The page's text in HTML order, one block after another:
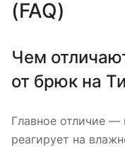
(FAQ)
Чем
от брюк на
Главное отличие —
реагирует на